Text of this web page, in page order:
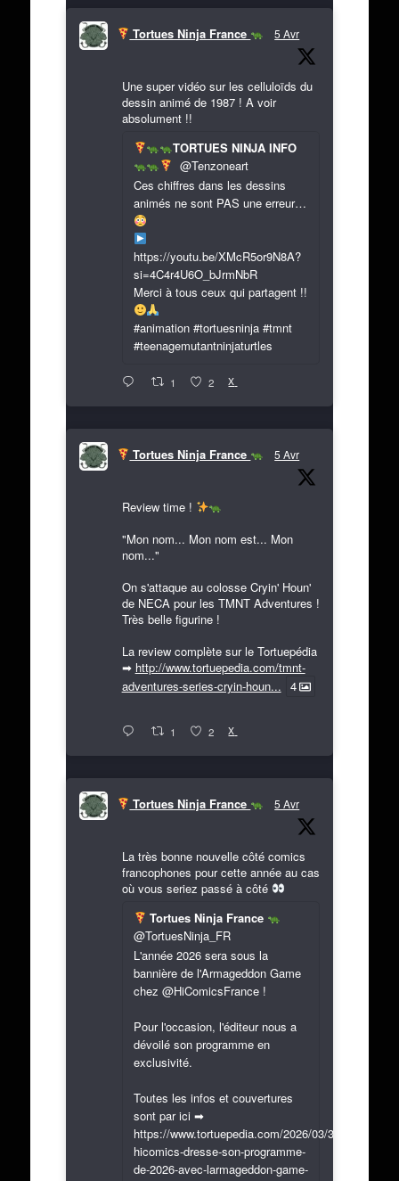
Tortues Ninja France 5 Avr
Une super vidéo sur les celluloïds du
dessin animé de 1987 ! A voir
absolument !!
TORTUES NINJA INFO
@Tenzoneart
Ces chiffres dans les dessins
animés ne sont PAS une erreur…
https://youtu.be/XMcR5or9N8A?
si=4C4r4U6O_bJrmNbR
Merci à tous ceux qui partagent !!
#animation #tortuesninja #tmnt
#teenagemutantninjaturtles
1 2 X
Tortues Ninja France 5 Avr
Review time !
"Mon nom... Mon nom est... Mon
nom..."
On s'attaque au colosse Cryin' Houn'
de NECA pour les TMNT Adventures !
Très belle figurine !
La review complète sur le Tortuepédia
➡ http://www.tortuepedia.com/tmnt-
adventures-series-cryin-houn... 4
1 2 X
Tortues Ninja France 5 Avr
La très bonne nouvelle côté comics
francophones pour cette année au cas
où vous seriez passé à côté
Tortues Ninja France
@TortuesNinja_FR
L'année 2026 sera sous la
bannière de l'Armageddon Game
chez @HiComicsFrance !
Pour l'occasion, l'éditeur nous a
dévoilé son programme en
exclusivité.
Toutes les infos et couvertures
sont par ici ➡
https://www.tortuepedia.com/2026/03/31/exclusif-
hicomics-dresse-son-programme-
de-2026-avec-larmageddon-game-